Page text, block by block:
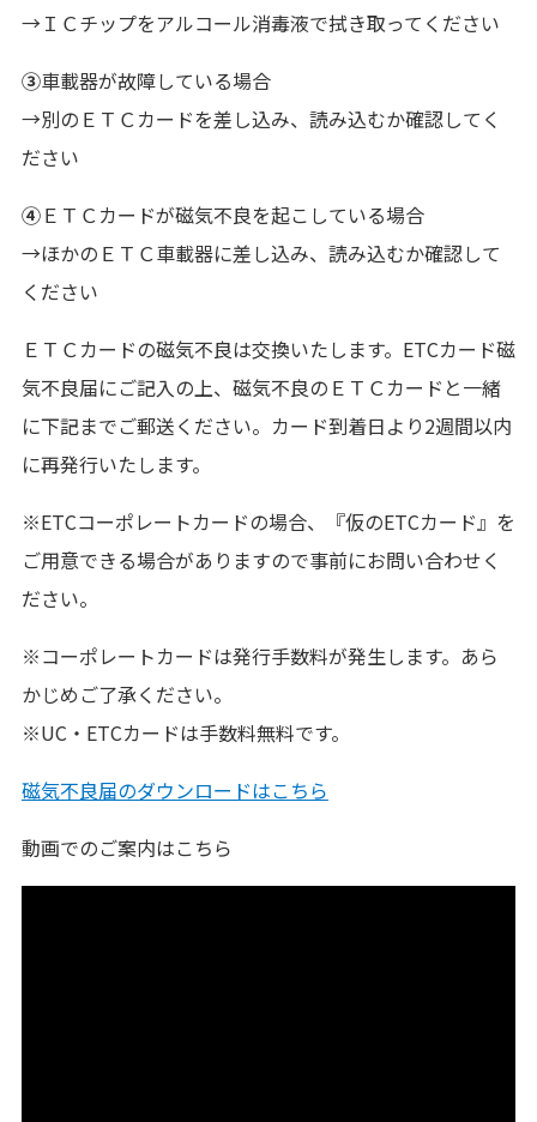
→ＩＣチップをアルコール消毒液で拭き取ってください
③車載器が故障している場合
→別のＥＴＣカードを差し込み、読み込むか確認してく
ださい
➃ＥＴＣカードが磁気不良を起こしている場合
→ほかのＥＴＣ車載器に差し込み、読み込むか確認して
ください
ＥＴＣカードの磁気不良は交換いたします。ETCカード磁
気不良届にご記入の上、磁気不良のＥＴＣカードと一緒
に下記までご郵送ください。カード到着日より2週間以内
に再発行いたします。
※ETCコーポレートカードの場合、『仮のETCカード』を
ご用意できる場合がありますので事前にお問い合わせく
ださい。
※コーポレートカードは発行手数料が発生します。あら
かじめご了承ください。
※UC・ETCカードは手数料無料です。
磁気不良届のダウンロードはこちら
動画でのご案内はこちら